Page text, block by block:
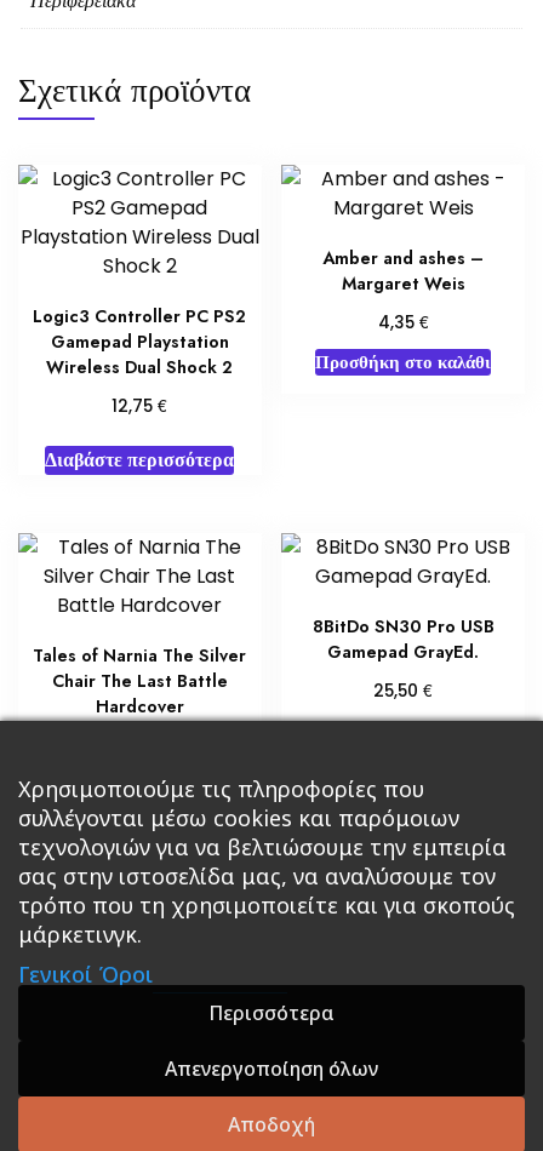
Σχετικά προϊόντα
Logic3 Controller PC PS2
Gamepad Playstation
Wireless Dual Shock 2
12,75€
Διαβάστε περισσότερα
Amber and ashes –
Margaret Weis
4,35 €
Προσθήκη στο καλάθι
Tales of Narnia The Silver
Chair The Last Battle
Hardcover
Προσθήκη στο καλάθι
8BitDo SN30 Pro USB
Gamepad GrayEd.
25,50€
Κεντρική Βιβλία
Roleplaying Games Ψυχαγωγία Εκδόσεις Βάρδος
Σε Προσφορά
A theme by GradientThemes - A theme by Gradient
Themes
Χρησιμοποιούμε τις πληροφορίες που
συλλέγονται μέσω cookies και παρόμοιων
τεχνολογιών για να βελτιώσουμε την εμπειρία
σας στην ιστοσελίδα μας, να αναλύσουμε τον
τρόπο που τη χρησιμοποιείτε και για σκοπούς
μάρκετινγκ.
Γενικοί Όροι
Περισσότερα
Απενεργοποίηση όλων
Αποδοχή